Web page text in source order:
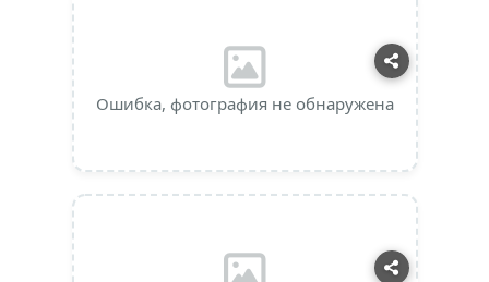
Ошибка, фотография не обнаружена